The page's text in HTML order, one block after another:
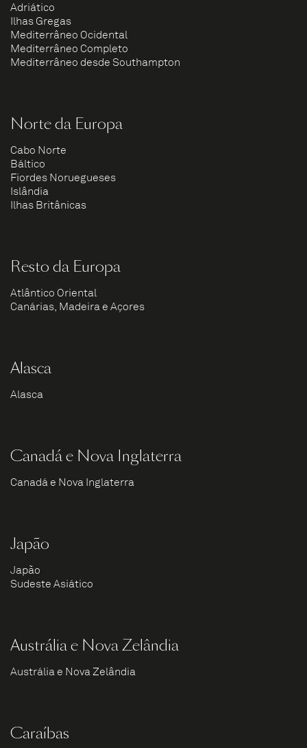
Adriático
Ilhas Gregas
Mediterrâneo Ocidental
Mediterrâneo Completo
Mediterrâneo desde Southampton
Norte da Europa
Cabo Norte
Báltico
Fiordes Noruegueses
Islândia
Ilhas Britânicas
Resto da Europa
Atlântico Oriental
Canárias, Madeira e Açores
Alasca
Alasca
Canadá e Nova Inglaterra
Canadá e Nova Inglaterra
Japão
Japão
Sudeste Asiático
Austrália e Nova Zelândia
Austrália e Nova Zelândia
Caraíbas